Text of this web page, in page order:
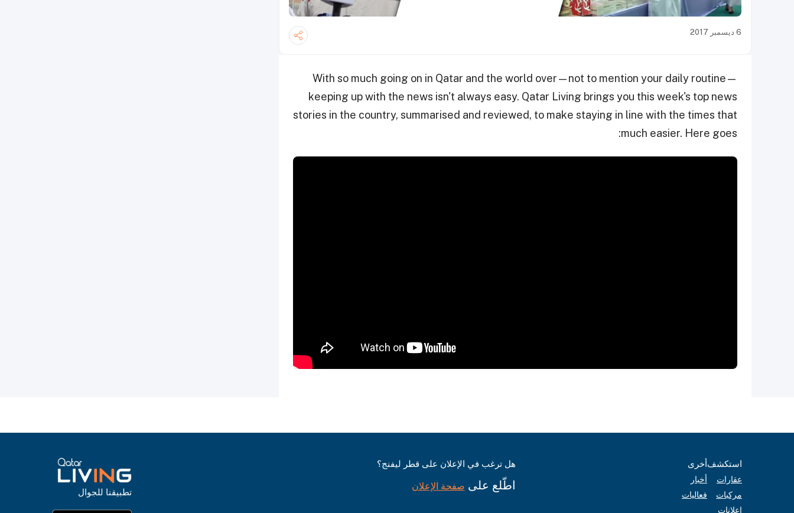
6 ديسمبر 2017
With so much going on in Qatar and the world over—not to mention your daily routine—
keeping up with the news isn't always easy. Qatar Living brings you this week's top news
stories in the country, summarised and reviewed, to make staying in line with the times that
much easier. Here goes:
استكشف
عقارات
مركبات
إعلانات
أخرى
أخبار
فعاليات
هل ترغب في الإعلان على قطر ليفنج؟
اطّلع على صفحة الإعلان
تطبيقنا للجوال